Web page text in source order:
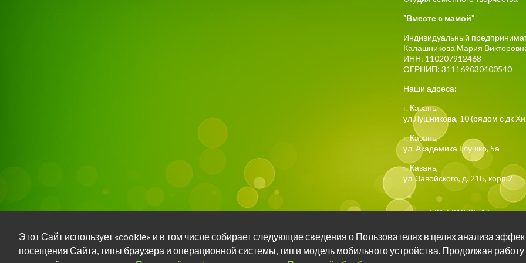
"Вместе с мамой"
Индивидуальный
Калашникова Мария
ИНН: 110207912468
ОГРНИП: 311169030400540
Наши адреса:
г. Казань,
ул.Лушникова, 10(рядом с дк
г.Казань,
ул. Академика Глушко, 5а
г.Казань,
ул. Завойского, д. 21Б, корп.2
Тел:+7-917-918-85-16
Задать вопрос о
Этот Сайт использует «cookie» и в том числе собирает следующие сведения о Пользователях в целях анализа
посещения Сайта, типы браузера и операционной системы, тип и модель мобильного устройства. Продолжая